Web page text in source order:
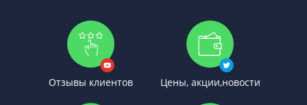
Отзывы клиентов Цены, акции,новости